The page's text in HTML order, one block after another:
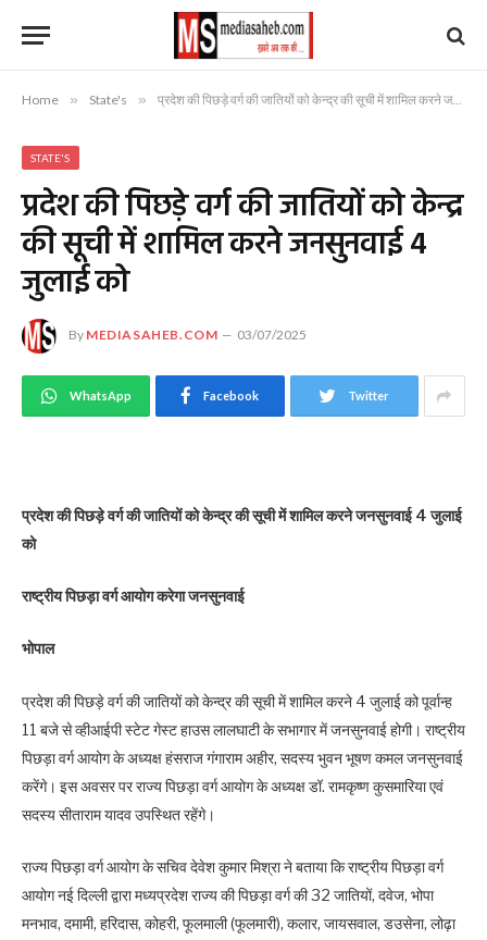
Home » State's » प्रदेश की पिछड़े वर्ग की जातियों को केन्द्र की सूची में शामिल करने जनसुनवाई 4 जुलाई को
STATE'S
प्रदेश की पिछड़े वर्ग की जातियों को केन्द्र
की सूची में शामिल करने जनसुनवाई 4
जुलाई को
By MEDIASAHEB.COM 03/07/2025
WhatsApp Facebook Twitter
प्रदेश की पिछड़े वर्ग की जातियों को केन्द्र की सूची में शामिल करने जनसुनवाई 4 जुलाई
को
राष्ट्रीय पिछड़ा वर्ग आयोग करेगा जनसुनवाई
भोपाल
प्रदेश की पिछड़े वर्ग की जातियों को केन्द्र की सूची में शामिल करने 4 जुलाई को पूर्वान्ह
11 बजे से व्हीआईपी स्टेट गेस्ट हाउस लालघाटी के सभागार में जनसुनवाई होगी। राष्ट्रीय
पिछड़ा वर्ग आयोग के अध्यक्ष हंसराज गंगाराम अहीर, सदस्य भुवन भूषण कमल जनसुनवाई
करेंगे। इस अवसर पर राज्य पिछड़ा वर्ग आयोग के अध्यक्ष डॉ. रामकृष्ण कुसमारिया एवं
सदस्य सीताराम यादव उपस्थित रहेंगे।
राज्य पिछड़ा वर्ग आयोग के सचिव देवेश कुमार मिश्रा ने बताया कि राष्ट्रीय पिछड़ा वर्ग
आयोग नई दिल्ली द्वारा मध्यप्रदेश राज्य की पिछड़ा वर्ग की 32 जातियों, दवेज, भोपा
मनभाव, दमामी, हरिदास, कोहरी, फूलमाली (फूलमारी), कलार, जायसवाल, डउसेना, लोढ़ा